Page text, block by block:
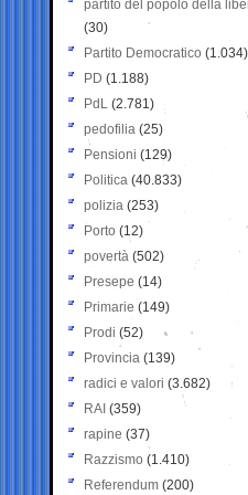
partito del popolo della
(30)
Partito Democratico (1.034)
PD (1.188)
PdL (2.781)
pedofilia (25)
Pensioni (129)
Politica (40.833)
polizia (253)
Porto (12)
povertà (502)
Presepe (14)
Primarie (149)
Prodi (52)
Provincia (139)
radici e valori (3.682)
RAI (359)
rapine (37)
Razzismo (1.410)
Referendum (200)